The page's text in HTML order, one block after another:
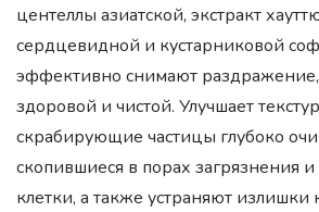
центеллы азиатской, экстракт
сердцевидной и кустарниковой
эффективно снимают
здоровой и чистой. Улучшает
скрабирующие частицы глубоко
скопившиеся в порах загрязнения
клетки, а также устраняют излишки